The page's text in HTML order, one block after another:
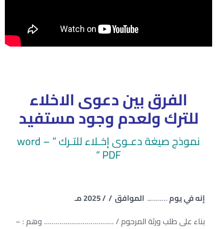
الفرق بين دعوى الاخلاء
للترك ولعدم وجود مستفيد
نموذج صيغة دعـوى إخـلاء للتـرك ” word –
PDF “
إنه في يوم……….. الموافق / / 2025 مـ
بناء على طلب ورثة المرحوم / ……………………………… وهم : –